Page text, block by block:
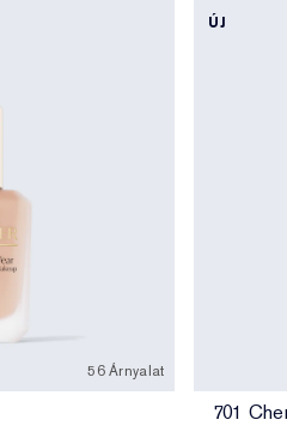
56 Árnyalat
ÚJ
701